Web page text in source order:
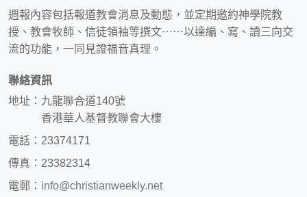
週報內容包括報道教會消息及動態，並定期邀約神學院教
授、教會牧師、信徒領袖等撰文⋯⋯以達編、寫、讀三向交
流的功能，一同見證福音真理。
聯絡資訊
地址：九龍聯合道140號
香港華人基督教聯會大樓
電話：23374171
傳真：23382314
電郵： info@christianweekly.net